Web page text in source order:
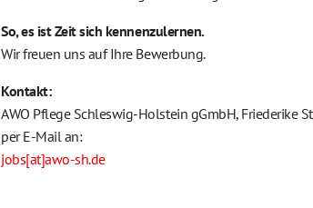
So, es ist Zeit sich kennenzulernen.
Wir freuen uns auf Ihre
Kontakt:
AWO Pflege Schleswig-Holstein gGmbH, Friederike
per E-Mail an:
jobs[at]awo-sh.de